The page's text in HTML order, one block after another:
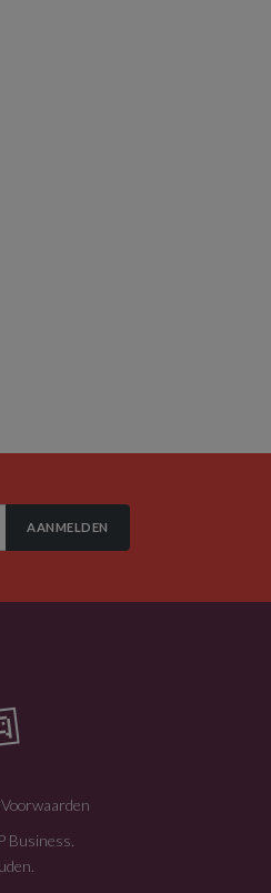
AANMELDEN
Voorwaarden
Business.